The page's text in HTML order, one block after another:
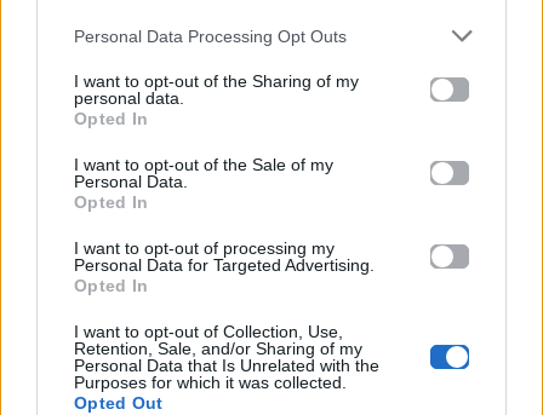
Personal Data Processing Opt Outs
I want to opt-out of the Sharing of my
personal data.
Opted In
I want to opt-out of the Sale of my
Personal Data.
Opted In
I want to opt-out of processing my
Personal Data for Targeted Advertising.
Opted In
I want to opt-out of Collection, Use,
Retention, Sale, and/or Sharing of my
Personal Data that Is Unrelated with the
Purposes for which it was collected.
Opted Out
Απόκριες με βάση το ζώδιο σου
Δες κι αυτό…